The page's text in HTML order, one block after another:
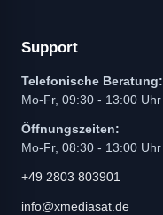
Support
Telefonische Beratung:
Mo-Fr, 09:30 - 13:00 Uhr
Öffnungszeiten:
Mo-Fr, 08:30 - 13:00 Uhr
+49 2803 803901
info@xmediasat.de